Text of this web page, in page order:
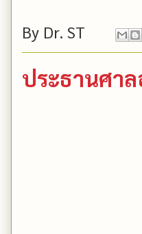
By Dr. ST
ประธานศาล